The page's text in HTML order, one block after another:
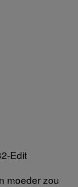
moeder zou